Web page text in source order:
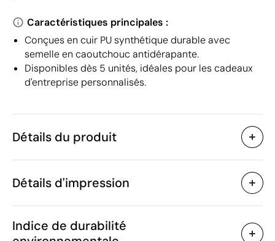
Caractéristiques principales :
Conçues en cuir PU synthétique durable avec
semelle en caoutchouc antidérapante.
Disponibles dès 5 unités, idéales pour les cadeaux
d'entreprise personnalisés.
Détails du produit
Caractéristiques
Code du produit
Matière
Détails d'impression
Indice de durabilité